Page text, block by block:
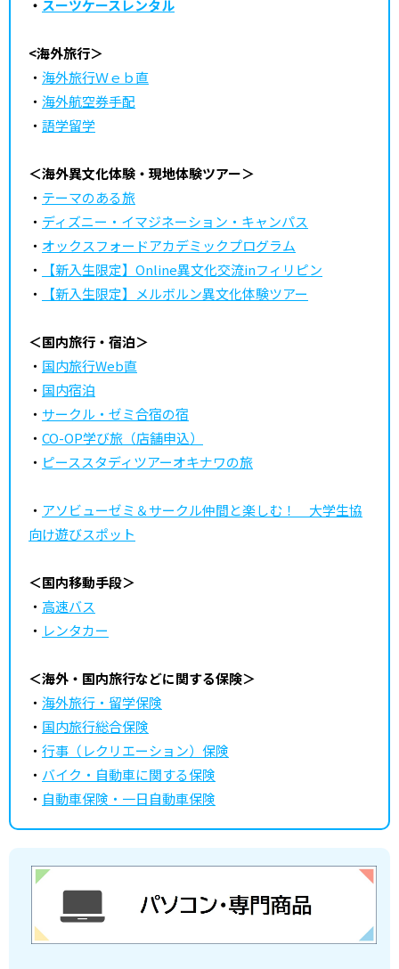
・ スーツケースレンタル
<海外旅行＞
・ 海外旅行Ｗｅｂ直
・ 海外航空券手配
・ 語学留学
＜海外異文化体験・現地体験ツアー＞
・ テーマのある旅
・ ディズニー・イマジネーション・キャンパス
・ オックスフォードアカデミックプログラム
・
【新入生限定】Online異文化交流inフィリピン
・
【新入生限定】メルボルン異文化体験ツアー
＜国内旅行・宿泊＞
・ 国内旅行Web直
・ 国内宿泊
・ サークル・ゼミ合宿の宿
・ CO-OP学び旅（店舗申込）
・ ピーススタディツアーオキナワの旅
・ アソビューゼミ＆サークル仲間と楽しむ！ 大学生協
向け遊びスポット
＜国内移動手段＞
・ 高速バス
・ レンタカー
＜海外・国内旅行などに関する保険＞
・ 海外旅行・留学保険
・ 国内旅行総合保険
・ 行事（レクリエーション）保険
・ バイク・自動車に関する保険
・ 自動車保険・一日自動車保険